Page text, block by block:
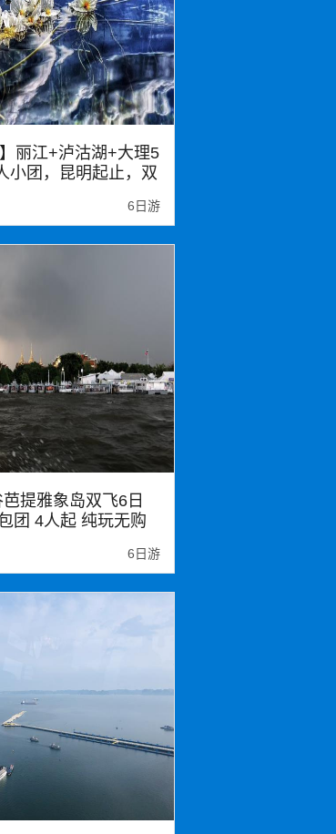
】丽江+泸沽湖+大理5
小团，昆明起止，双
6日游
双版纳
香格里拉
提雅象岛双飞6日
团 4人起 纯玩无购
6日游
蜜月岛格兰岛